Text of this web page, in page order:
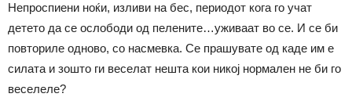
Непроспиени ноќи, изливи на бес, периодот кога го учат
детето да се ослободи од пелените…уживаат во се. И се би
повториле одново, со насмевка. Се прашувате од каде им е
силата и зошто ги веселат нешта кои никој нормален не би го
веселеле?